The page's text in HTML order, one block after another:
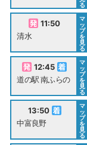
る
11:50
清水
マ
ッ
プ
を
見
る
12:45
道の駅 南ふらの
マ
ッ
プ
を
見
る
13:50
中富良野
マ
ッ
プ
を
見
る